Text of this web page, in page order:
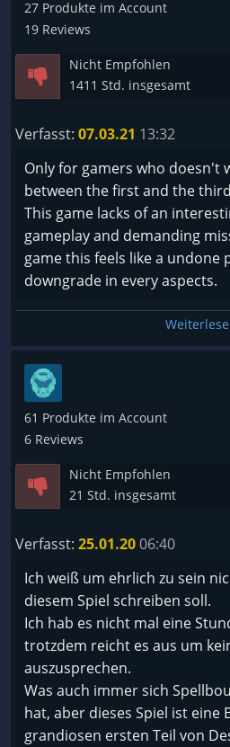
27 Produkte im Account
19 Reviews
Nicht Empfohlen
1411 Std. insgesamt
Verfasst: 07.03.21 13:32
Only for gamers who doesn't
between the first and the
This game lacks of an
gameplay and demanding
game this feels like a undone
downgrade in every aspects.
61 Produkte im Account
6 Reviews
Nicht Empfohlen
21 Std. insgesamt
Verfasst: 25.01.2006:40
Ich weiß um ehrlich zu sein
diesem Spiel schreiben soll.
Ich hab es nicht mal eine
trotzdem reicht es aus um
auszusprechen.
Was auch immer sich
hat, aber dieses Spiel ist eine
grandiosen ersten Teil von